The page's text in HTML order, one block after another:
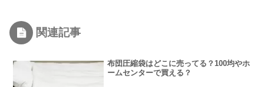
関連記事
布団圧縮袋はどこに売ってる？100均やホ
ームセンターで買える？